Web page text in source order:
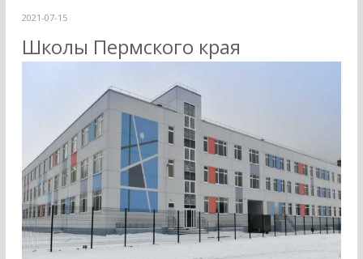
2021-07-15
Школы Пермского края